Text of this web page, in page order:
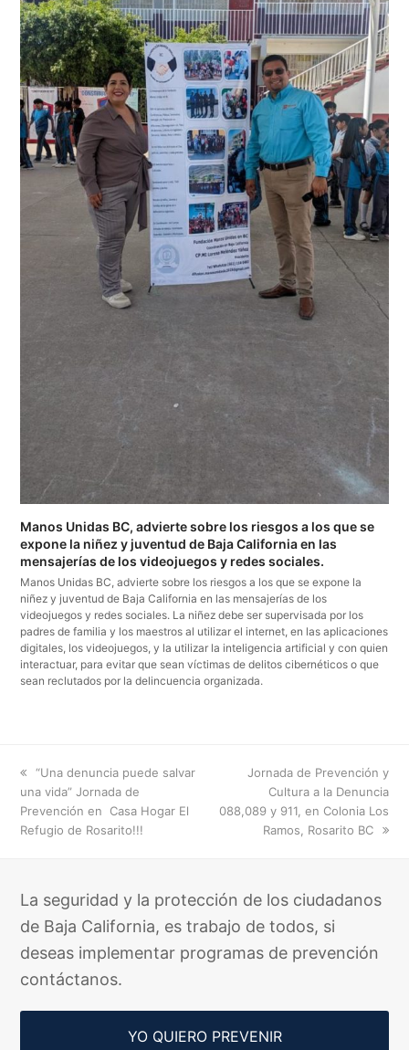
Manos Unidas BC, advierte sobre los riesgos a los que se
expone la niñez y juventud de Baja California en las
mensajerías de los videojuegos y redes sociales.
Manos Unidas BC, advierte sobre los riesgos a los que se expone la
niñez y juventud de Baja California en las mensajerías de los
videojuegos y redes sociales. La niñez debe ser supervisada por los
padres de familia y los maestros al utilizar el internet, en las aplicaciones
digitales, los videojuegos, y la utilizar la inteligencia artificial y con quien
interactuar, para evitar que sean víctimas de delitos cibernéticos o que
sean reclutados por la delincuencia organizada.
previous
post:
“Una denuncia puede salvar
una vida” Jornada de
Prevención en Casa Hogar El
Refugio de Rosarito!!!
next
post:
Jornada de Prevención y
Cultura a la Denuncia
088,089 y 911, en Colonia Los
Ramos, Rosarito BC
La seguridad y la protección de los ciudadanos
de Baja California, es trabajo de todos, si
deseas implementar programas de prevención
contáctanos.
YO QUIERO PREVENIR